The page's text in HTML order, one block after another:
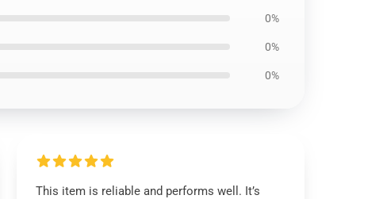
0%
0%
0%
This item is reliable and performs well. It’s